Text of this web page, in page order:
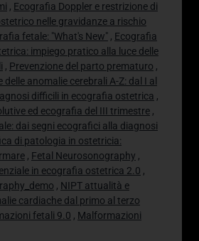
, Ecografia Doppler e restrizione di
nelle gravidanze a rischio
fetale: "What's New" , Ecografia
impiego pratico alla luce delle
, Prevenzione del parto prematuro ,
anomalie cerebrali A-Z: dal I al
difficili in ecografia ostetrica ,
ed ecografia del III trimestre ,
dai segni ecografici alla diagnosi
di patologia in ostetricia:
, Fetal Neurosonography ,
in ecografia ostetrica 2.0 ,
, NIPT attualità e
cardiache dal primo al terzo
fetali 9.0 , Malformazioni